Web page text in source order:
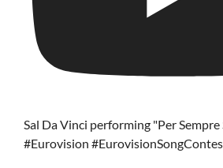
Sal Da Vinci performing "Per
#Eurovision